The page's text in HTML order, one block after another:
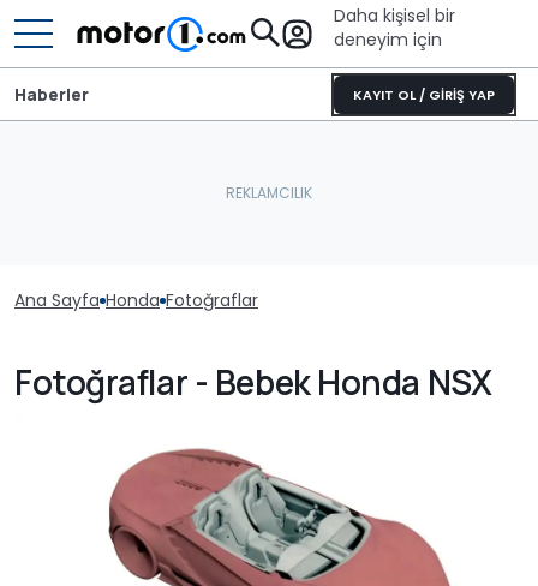
Daha kişisel bir
deneyim için
KAYIT OL / GİRİŞ YAP
Haberler
Ana Sayfa Honda Fotoğraflar
Fotoğraflar - Bebek Honda NSX